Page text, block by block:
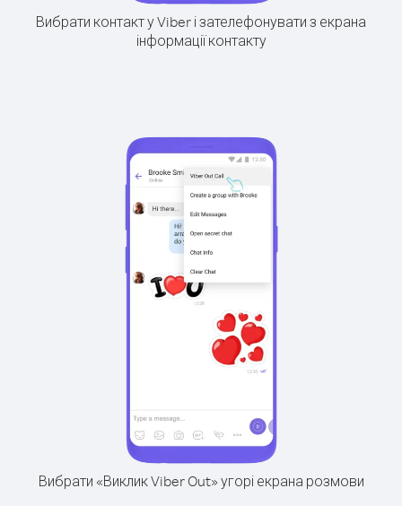
Вибрати контакт у Viber і зателефонувати з екрана
інформації контакту
Вибрати «Виклик Viber Out» угорі екрана розмови